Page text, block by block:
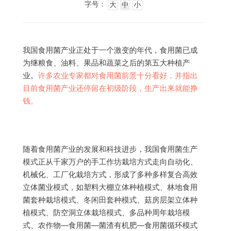
字号：
大 中 小
我国食用菌产业正处于一个激变的年代，食用菌已成
为继粮食、油料、果品和蔬菜之后的第五大种植产
业。 许多农业专家都对食用菌前景十分看好，并指出
目前食用菌产业还停留在初级阶段，生产出来就能挣
钱。
随着食用菌产业的发展和科技进步，我国食用菌生产
模式正从千家万户的手工作坊栽培方式走向自动化、
机械化、工厂化栽培方式，形成了多种多样复合高效
立体菌业模式，如塑料大棚立体种植模式、林地食用
菌套种栽培模式、冬闲田套种模式、菇房层架立体种
植模式、防空洞立体栽培模式、多品种周年栽培模
式、农作物—食用菌—菌渣有机肥—食用菌循环模式